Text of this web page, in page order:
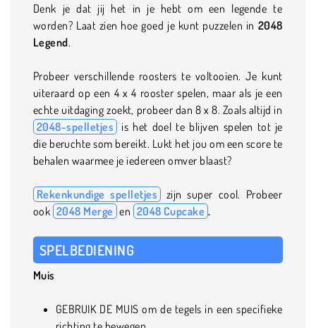
Denk je dat jij het in je hebt om een legende te
worden? Laat zien hoe goed je kunt puzzelen in 2048
Legend.
Probeer verschillende roosters te voltooien. Je kunt
uiteraard op een 4 x 4 rooster spelen, maar als je een
echte uitdaging zoekt, probeer dan 8 x 8. Zoals altijd in
2048-spelletjes
is het doel te blijven spelen tot je
die beruchte som bereikt. Lukt het jou om een score te
behalen waarmee je iedereen omver blaast?
Rekenkundige spelletjes
zijn super cool. Probeer
ook 2048 Merge en 2048 Cupcake .
SPELBEDIENING
Muis
GEBRUIK DE MUIS om de tegels in een specifieke